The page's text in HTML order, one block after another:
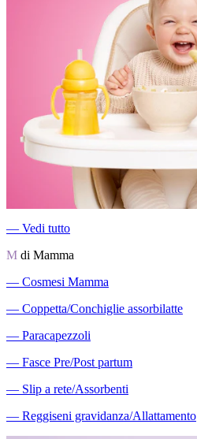
― Vedi tutto
M di Mamma
― Cosmesi Mamma
― Coppetta/Conchiglie assorbilatte
― Paracapezzoli
― Fasce Pre/Post partum
― Slip a rete/Assorbenti
― Reggiseni gravidanza/Allattamento